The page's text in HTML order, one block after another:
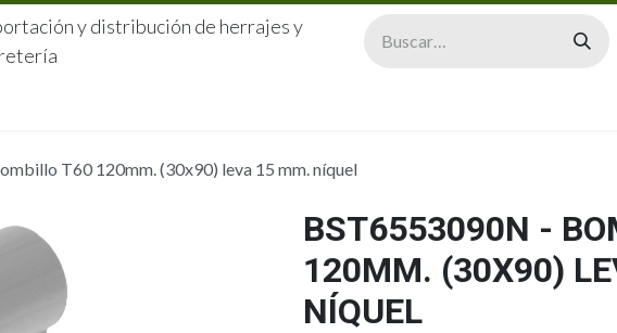
y distribución de herrajes y
T60 120mm. (30x90) leva 15 mm. níquel
BST6553090N -
120MM. (30X90)
NÍQUEL